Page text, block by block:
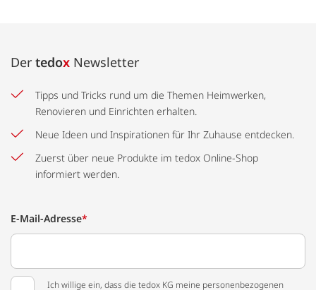
Der tedox Newsletter
Tipps und Tricks rund um die Themen Heimwerken,
Renovieren und Einrichten erhalten.
Neue Ideen und Inspirationen für Ihr Zuhause entdecken.
Zuerst über neue Produkte im tedox Online-Shop
informiert werden.
E-Mail-Adresse*
Ich willige ein, dass die tedox KG meine personenbezogenen